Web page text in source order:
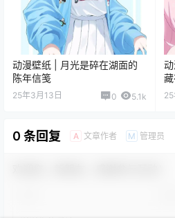
动漫壁纸 | 月光是碎在湖面的
陈年信笺
25年3月13日 0 5.1k
0 条回复 A 文章作者 M 管理员